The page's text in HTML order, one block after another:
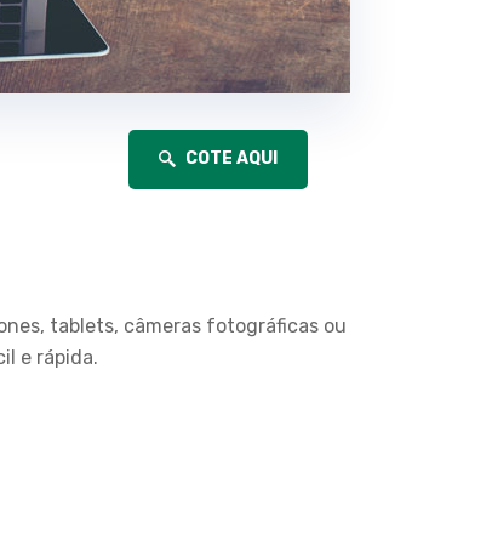
COTE AQUI
tablets, câmeras fotográficas ou
e rápida.